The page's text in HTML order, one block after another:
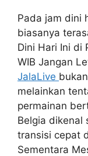
Pada jam dini
biasanya
Dini Hari Ini di
WIB Jangan
JalaLive
melainkan
permainan
Belgia dikenal
transisi cepat
Sementara